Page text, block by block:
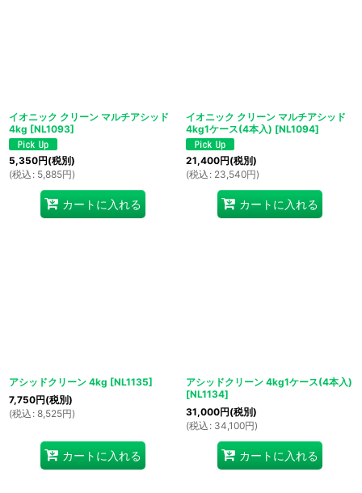
イオニック クリーン マルチアシッド
4kg [NL1093]
5,350円(税別)
(税込 : 5,885円)
カートに入れる
イオニック クリーン マルチアシッド
4kg1ケース(4本入) [NL1094]
21,400円(税別)
(税込 : 23,540円)
カートに入れる
アシッドクリーン 4kg [NL1135]
7,750円(税別)
(税込 : 8,525円)
カートに入れる
アシッドクリーン 4kg1ケース(4本入)
[NL1134]
31,000円(税別)
(税込 : 34,100円)
カートに入れる